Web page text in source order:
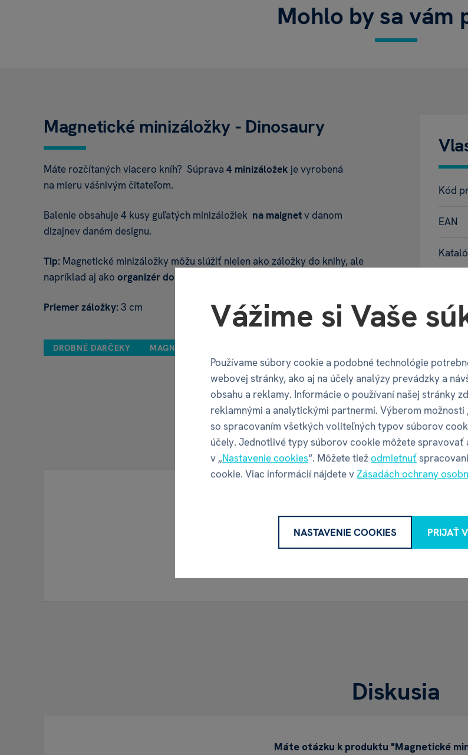
Mohlo by sa vám
Magnetické minizáložky - Dinosaury
Máte rozčítaných viacero kníh? Súprava 4 minizáložek je vyrobená
na mieru vášnivým čitateľom.
Balenie obsahuje 4 kusy guľatých minizáložiek na maignetv danom
dizajnev daném designu.
Tip: Magnetické minizáložky môžu slúžiť nielen ako záložky do knihy, ale
napríklad aj ako organizér dokumentov
Priemer záložky: 3 cm
DROBNÉ DARČEKY MAGNETICKÉ MINIZÁLOŽKY
Kód
EAN
Recenzia
Napíšte recenziu a pomôžte ostatným s
Pravidlá recenzií
Diskusia
Máte otázku k produktu "Magnetické
Vážime si Vaše
Používame súbory cookie a podobné technológie
webovej stránky, ako aj na účely analýzy prevádzky a
obsahu a reklamy. Informácie o používaní našej stránky
reklamnými a analytickými partnermi. Výberom možnosti
so spracovaním všetkých voliteľných typov súborov
účely. Jednotlivé typy súborov cookie môžete
v „Nastavenie cookies“. Môžete tiežodmietnuť
cookie. Viac informácií nájdete vZásadách ochrany
NASTAVENIE COOKIES PRIJAŤ